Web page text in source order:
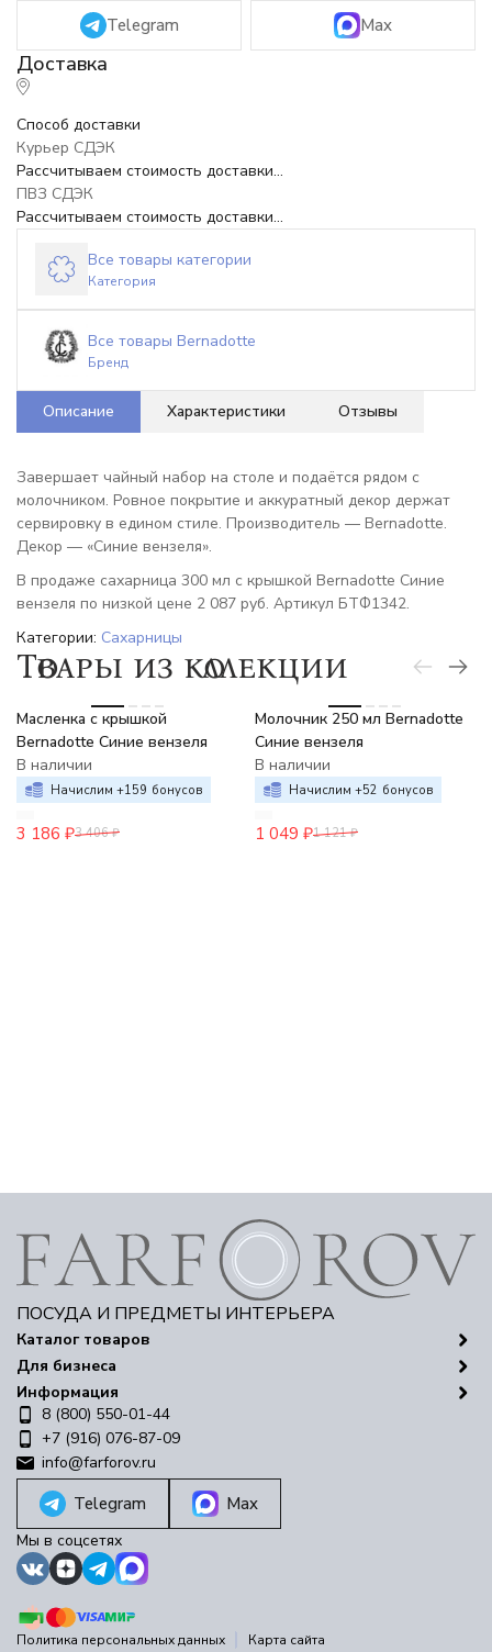
Telegram Max
Способ доставки
Курьер СДЭК
Рассчитываем стоимость доставки...
ПВЗ СДЭК
Рассчитываем стоимость доставки...
Все товары категории
Категория
Все товары Bernadotte
Бренд
Описание Характеристики Отзывы
Завершает чайный набор на столе и подаётся рядом с
молочником. Ровное покрытие и аккуратный декор держат
сервировку в едином стиле. Производитель — Bernadotte.
Декор — «Синие вензеля».
В продаже сахарница 300 мл с крышкой Bernadotte Синие
вензеля по низкой цене 2 087 руб. Артикул БТФ1342.
Категории: Сахарницы
Товары из коллекции
Масленка с крышкой
Bernadotte Синие вензеля
В наличии
Начислим +159 бонусов
3 186 ₽3 406 ₽
Молочник 250 мл Bernadotte
Синие вензеля
В наличии
Начислим +52 бонусов
1 049 ₽1 121 ₽
ПОСУДА И ПРЕДМЕТЫ ИНТЕРЬЕРА
Каталог товаров
Для бизнеса
Информация
8 (800) 550-01-44
+7 (916) 076-87-09
info@farforov.ru
Telegram Max
Мы в соцсетях
Политика персональных данных
Карта сайта